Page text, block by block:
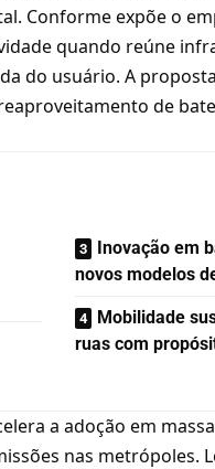
Conforme expõe o
quando reúne
do usuário. A
de
Inovação em
novos modelos
Mobilidade
ruas com
a adoção em
nas metrópoles.